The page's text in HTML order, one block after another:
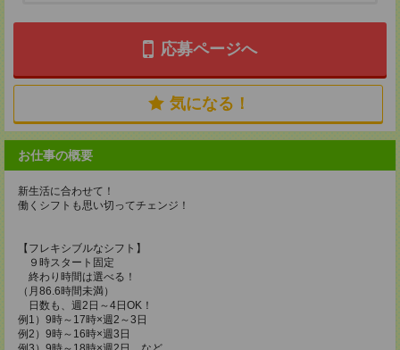
応募ページへ
気になる！
お仕事の概要
新生活に合わせて！
働くシフトも思い切ってチェンジ！
【フレキシブルなシフト】
９時スタート固定
終わり時間は選べる！
（月86.6時間未満）
日数も、週2日～4日OK！
例1）9時～17時×週2～3日
例2）9時～16時×週3日